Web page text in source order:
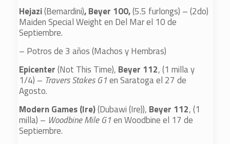
Hejazi(Bernardini), Beyer 100,(5.5 furlongs) – (2do)
Maiden Special Weight en Del Mar el 10 de
Septiembre.
– Potros de 3 años (Machos y Hembras)
Epicenter(Not This Time), Beyer 112, (1 milla y
1/4) – Travers Stakes G1en Saratoga el 27 de
Agosto.
Modern Games (Ire)(Dubawi (Ire)), Beyer 112, (1
milla) – Woodbine Mile G1en Woodbine el 17 de
Septiembre.